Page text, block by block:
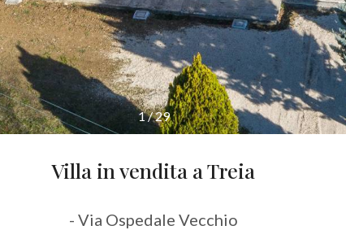
1/29
Villa in vendita a Treia
- Via Ospedale Vecchio